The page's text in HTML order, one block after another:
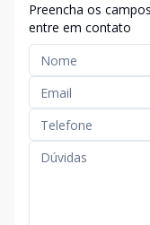
Preencha os
entre em contato